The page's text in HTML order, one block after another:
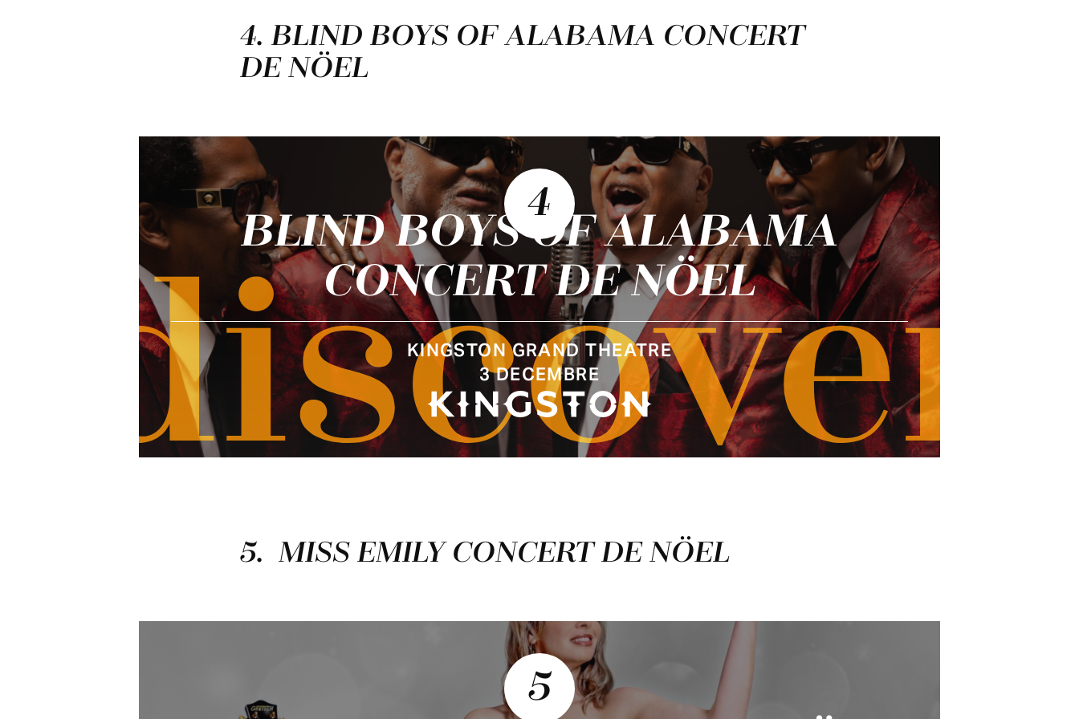
4. BLIND BOYS OF ALABAMA CONCERT
DE NÖEL
discover
4
BLIND BOYS OF ALABAMA
CONCERT DE NÖEL
KINGSTON GRAND THEATRE
3 DECEMBRE
5. MISS EMILY CONCERT DE NÖEL
5